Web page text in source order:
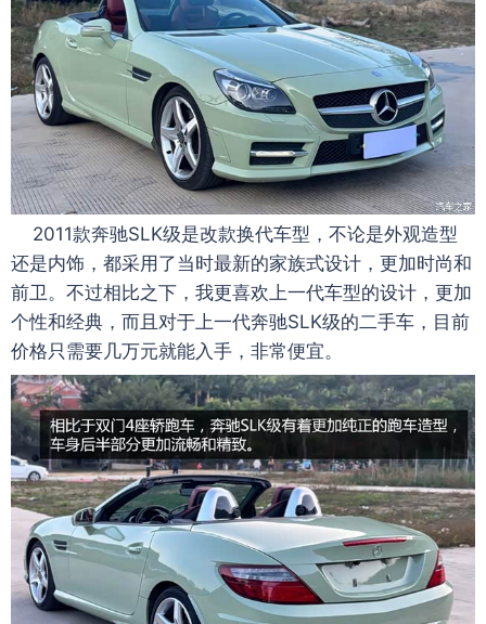
2011款奔驰SLK级是改款换代车型，不论是外观造型
还是内饰，都采用了当时最新的家族式设计，更加时尚和
前卫。不过相比之下，我更喜欢上一代车型的设计，更加
个性和经典，而且对于上一代奔驰SLK级的二手车，目前
价格只需要几万元就能入手，非常便宜。